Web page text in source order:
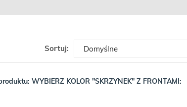
Sortuj:
WYBIERZ KOLOR "SKRZYNEK" Z FRONTAMI: